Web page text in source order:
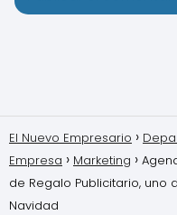
El Nuevo Empresario
Empresa
Marketing
de Regalo Publicitario,
Navidad